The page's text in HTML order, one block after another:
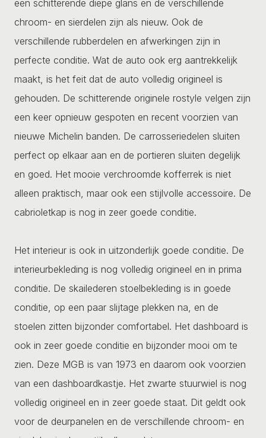
een schitterende diepe glans en de verschillende
chroom- en sierdelen zijn als nieuw. Ook de
verschillende rubberdelen en afwerkingen zijn in
perfecte conditie. Wat de auto ook erg aantrekkelijk
maakt, is het feit dat de auto volledig origineel is
gehouden. De schitterende originele rostyle velgen zijn
een keer opnieuw gespoten en recent voorzien van
nieuwe Michelin banden. De carrosseriedelen sluiten
perfect op elkaar aan en de portieren sluiten degelijk
en goed. Het mooie verchroomde kofferrek is niet
alleen praktisch, maar ook een stijlvolle accessoire. De
cabrioletkap is nog in zeer goede conditie.
Het interieur is ook in uitzonderlijk goede conditie. De
interieurbekleding is nog volledig origineel en in prima
conditie. De skailederen stoelbekleding is in goede
conditie, op een paar slijtage plekken na, en de
stoelen zitten bijzonder comfortabel. Het dashboard is
ook in zeer goede conditie en bijzonder mooi om te
zien. Deze MGB is van 1973 en daarom ook voorzien
van een dashboardkastje. Het zwarte stuurwiel is nog
volledig origineel en in zeer goede staat. Dit geldt ook
voor de deurpanelen en de verschillende chroom- en